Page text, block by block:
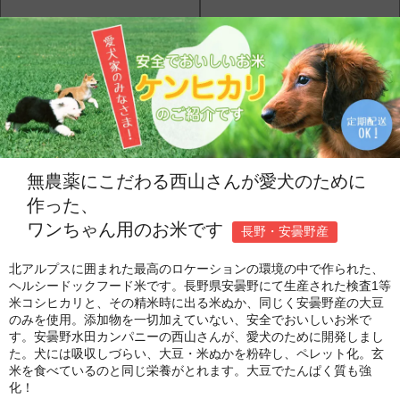
無農薬にこだわる西山さんが愛犬のために
作った、
ワンちゃん用のお米です
長野・安曇野産
北アルプスに囲まれた最高のロケーションの環境の中で作られた、
ヘルシードックフード米です。長野県安曇野にて生産された検査1等
米コシヒカリと、その精米時に出る米ぬか、同じく安曇野産の大豆
のみを使用。添加物を一切加えていない、安全でおいしいお米で
す。安曇野水田カンパニーの西山さんが、愛犬のために開発しまし
た。犬には吸収しづらい、大豆・米ぬかを粉砕し、ペレット化。玄
米を食べているのと同じ栄養がとれます。大豆でたんぱく質も強
化！